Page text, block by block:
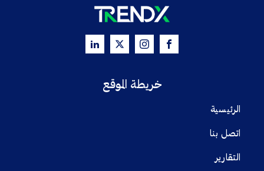
خريطة الموقع
الرئيسية
اتصل بنا
التقارير